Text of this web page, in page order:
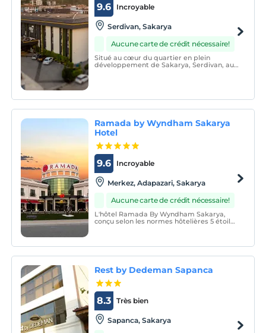
Incroyable
9.6
Serdivan, Sakarya
Aucune carte de crédit nécessaire!
Situé au cœur du quartier en plein
développement de Sakarya, Serdivan, au
ou touristiques avec ses
Ramada by Wyndham Sakarya
Hotel
Incroyable
9.6
Merkez, Adapazari, Sakarya
Aucune carte de crédit nécessaire!
L'hôtel Ramada By Wyndham Sakarya,
conçu selon les normes hôtelières 5 étoiles
Rest by Dedeman Sapanca
Très bien
8.3
Sapanca, Sakarya